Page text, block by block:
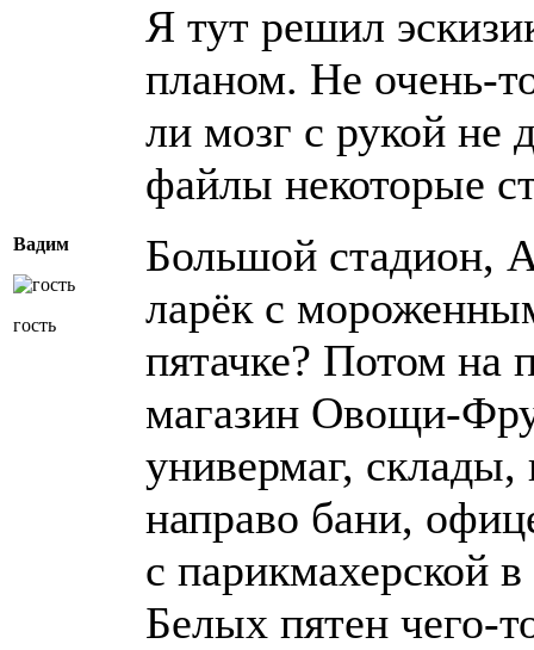
Вадим
гость
Я тут решил
планом. Не очень-
ли мозг с рукой не
файлы некоторые
Большой стадион,
ларёк с
пятачке? Потом на
магазин Овощи-
универмаг, склады,
направо бани,
с парикмахерской
Белых пятен чего-